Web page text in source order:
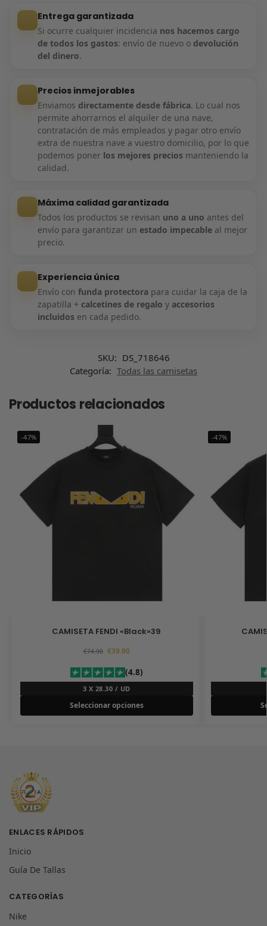
Entrega garantizada
Si ocurre cualquier incidencia nos hacemos cargo
de todos los gastos: envío de nuevo o devolución
del dinero.
Precios inmejorables
Enviamos directamente desde fábrica. Lo cual nos
permite ahorrarnos el alquiler de una nave,
contratación de más empleados y pagar otro envío
extra de nuestra nave a vuestro domicilio, por lo que
podemos poner los mejores precios manteniendo la
calidad.
Máxima calidad garantizada
Todos los productos se revisan uno a uno antes del
envío para garantizar un estado impecableal mejor
precio.
Experiencia única
Envío con funda protectorapara cuidar la caja de la
zapatilla + calcetines de regalo y accesorios
incluidos en cada pedido.
SKU: DS_718646
Categoría: Todas las camisetas
Productos relacionados
-47%
CAMISETA FENDI «Black»39
€74.90 €39.90
(4.8)
3 X 28.30 / UD
Seleccionar opciones
-47%
ENLACES RÁPIDOS
Inicio
Guía De Tallas
CATEGORÍAS
Nike